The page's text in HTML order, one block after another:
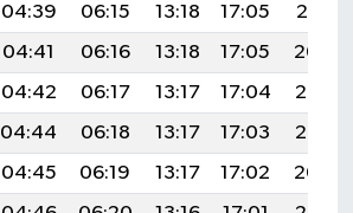
04:39 06:15 13:18 17:05
20:10
04:41 06:16 13:18 17:05
20:09
04:42 06:17 13:17 17:04
20:07
04:44 06:18 13:17 17:03
20:06
04:45 06:19 13:17 17:02
20:04